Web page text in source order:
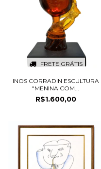
FRETE GRÁTIS
INOS CORRADIN ESCULTURA
"MENINA COM...
R$1.600,00